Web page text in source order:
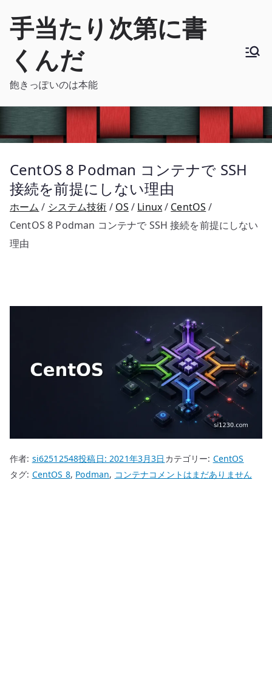
手当たり次第に書
くんだ
飽きっぽいのは本能
CentOS 8 Podman コンテナで SSH
接続を前提にしない理由
ホーム システム技術 OS Linux
CentOS
CentOS 8 Podman コンテナで SSH 接続を前提にしない
理由
作者: si62512548投稿日:2021年3月3日 カテゴリー: CentOS
タグ: CentOS 8, Podman, コンテナCentOS
コメントはまだありません